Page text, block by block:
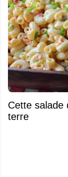
Cette salade
terre